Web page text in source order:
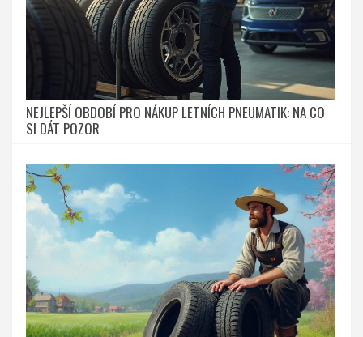
NEJLEPŠÍ OBDOBÍ PRO NÁKUP LETNÍCH PNEUMATIK: NA CO
SI DÁT POZOR